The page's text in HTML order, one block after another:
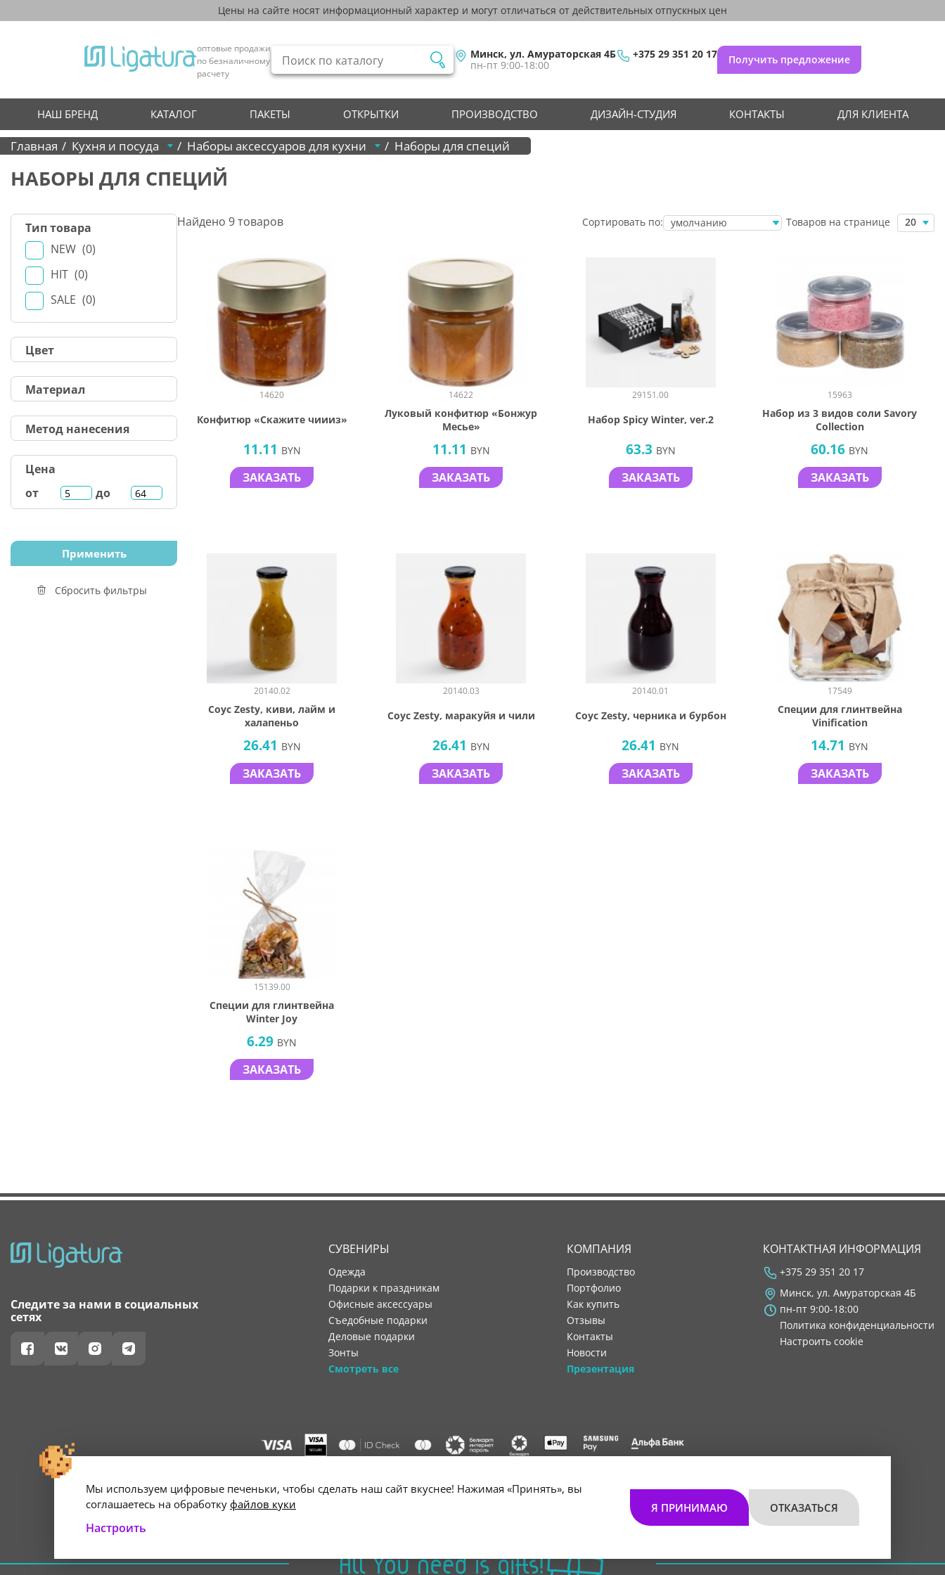
Цены на сайте носят информационный характер и могут отличаться от действительных отпускных цен
оптовые продажи
по безналичному
расчету
Минск, ул. Амураторская 4Б
пн-пт 9:00-18:00
+375 29 351 20 17 Получить предложение
НАШ БРЕНД КАТАЛОГ ПАКЕТЫ ОТКРЫТКИ ПРОИЗВОДСТВО ДИЗАЙН-СТУДИЯ КОНТАКТЫ ДЛЯ КЛИЕНТА
Главная Кухня и посуда Наборы аксессуаров для кухни Наборы для специй
НАБОРЫ ДЛЯ СПЕЦИЙ
Тип товара
NEW
0
HIT
0
SALE
0
Цвет
Материал
Метод нанесения
Цена
от
до
Сбросить фильтры
Найдено 9товаров Сортировать по:
умолчанию
Товаров на странице 20
14620
Конфитюр «Скажите чиииз»
11.11 BYN
ЗАКАЗАТЬ
14622
Луковый конфитюр «Бонжур
Месье»
11.11 BYN
ЗАКАЗАТЬ
29151.00
Набор Spicy Winter, ver.2
63.3 BYN
ЗАКАЗАТЬ
15963
Набор из 3 видов соли Savory
Collection
60.16 BYN
ЗАКАЗАТЬ
20140.02
Соус Zesty, киви, лайм и
халапеньо
26.41 BYN
ЗАКАЗАТЬ
20140.03
Соус Zesty, маракуйя и чили
26.41 BYN
ЗАКАЗАТЬ
20140.01
Соус Zesty, черника и бурбон
26.41 BYN
ЗАКАЗАТЬ
17549
Специи для глинтвейна
Vinification
14.71 BYN
ЗАКАЗАТЬ
15139.00
Специи для глинтвейна
Winter Joy
6.29 BYN
ЗАКАЗАТЬ
Следите за нами в социальных
сетях
СУВЕНИРЫ
Одежда
Подарки к праздникам
Офисные аксессуары
Съедобные подарки
Деловые подарки
Зонты
Смотреть все
КОМПАНИЯ
производство
портфолио
как купить
отзывы
контакты
новости
Презентация
КОНТАКТНАЯ ИНФОРМАЦИЯ
+375 29 351 20 17
Минск, ул. Амураторская 4Б
пн-пт 9:00-18:00
Политика конфиденциальности
Настроить cookie
г. Минск, ул. Амураторская, 4Б, цокольный этаж, помещение 3. Р/с BY34 ALFA 3012 2B24 8200 1027 0000"
Свидетельство о государственной регистрации №193602931 выдано Минским горисполкомом 30.11.2021 г.
Мы используем цифровые печеньки, чтобы сделать наш сайт вкуснее! Нажимая «Принять», вы
соглашаетесь на обработку файлов куки
Настроить
Я ПРИНИМАЮ ОТКАЗАТЬСЯ